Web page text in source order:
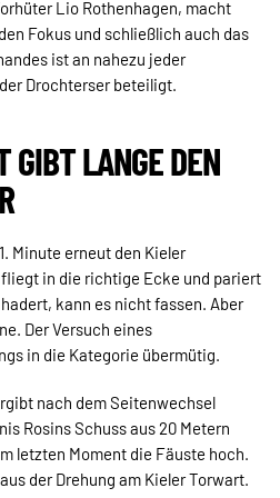
Lio Rothenhagen, macht
Fokus und schließlich auch das
ist an nahezu jeder
Drochterser beteiligt.
GIBT LANGE DEN
Minute erneut den Kieler
in die richtige Ecke und pariert
kann es nicht fassen. Aber
Der Versuch eines
in die Kategorie übermütig.
nach dem Seitenwechsel
Rosins Schuss aus 20 Metern
letzten Moment die Fäuste hoch.
der Drehung am Kieler Torwart.